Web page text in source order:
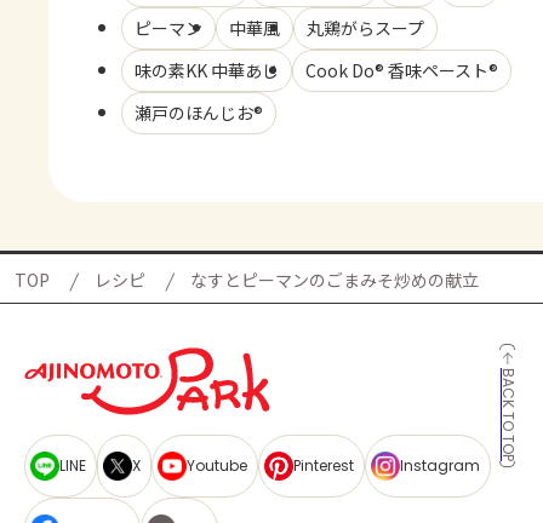
ピーマン
中華風
丸鶏がらスープ
味の素KK 中華あじ
Cook Do® 香味ペースト®
瀬戸のほんじお®
TOP レシピ なすとピーマンのごまみそ炒めの献立
BACK TO TOP
LINE X Youtube Pinterest Instagram